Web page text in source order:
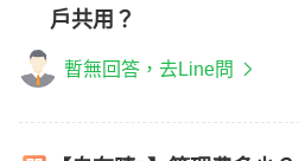
戶共用？
暫無回答，去Line問